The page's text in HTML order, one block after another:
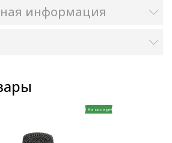
информация
На складе